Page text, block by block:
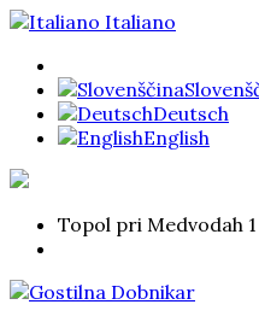
Italiano
Deutsch
English
Topol pri Medvodah 1